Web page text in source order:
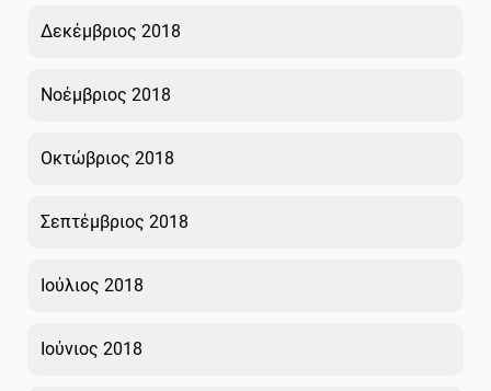
Δεκέμβριος 2018
Νοέμβριος 2018
Οκτώβριος 2018
Σεπτέμβριος 2018
Ιούλιος 2018
Ιούνιος 2018